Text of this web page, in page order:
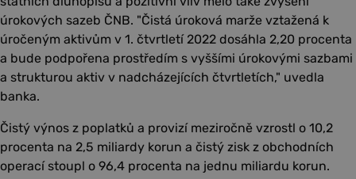
úrokových sazeb ČNB. "Čistá úroková marže vztažená k
úročeným aktivům v 1. čtvrtletí 2022 dosáhla 2,20 procenta
a bude podpořena prostředím s vyššími úrokovými sazbami
a strukturou aktiv v nadcházejících čtvrtletích," uvedla
banka.
Čistý výnos z poplatků a provizí meziročně vzrostl o 10,2
procenta na 2,5 miliardy korun a čistý zisk z obchodních
operací stoupl o 96,4 procenta na jednu miliardu korun.